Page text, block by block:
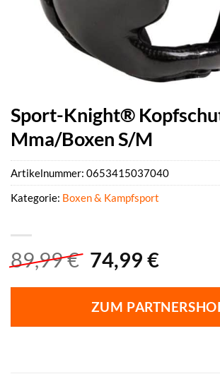
Sport-Knight®
Mma/Boxen S/M
89,99€ Ursprünglicher
war:
89,99 €
74,99 €
ist:
74,99 €.
ZUM
Artikelnummer: 0653415037040
Kategorie: Boxen & Kampfsport